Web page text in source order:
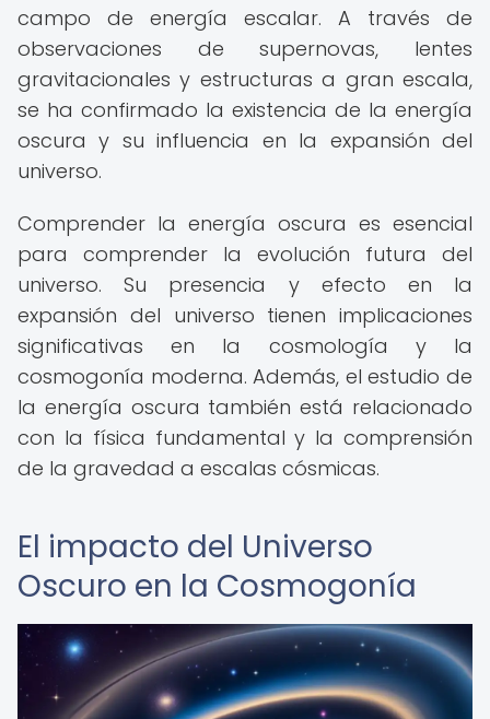
campo de energía escalar. A través de
observaciones de supernovas, lentes
gravitacionales y estructuras a gran escala,
se ha confirmado la existencia de la energía
oscura y su influencia en la expansión del
universo.
Comprender la energía oscura es esencial
para comprender la evolución futura del
universo. Su presencia y efecto en la
expansión del universo tienen implicaciones
significativas en la cosmología y la
cosmogonía moderna. Además, el estudio de
la energía oscura también está relacionado
con la física fundamental y la comprensión
de la gravedad a escalas cósmicas.
El impacto del Universo
Oscuro en la Cosmogonía